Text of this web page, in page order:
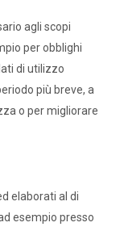
agli scopi
per obblighi
di utilizzo
più breve, a
o per migliorare
elaborati al di
esempio presso